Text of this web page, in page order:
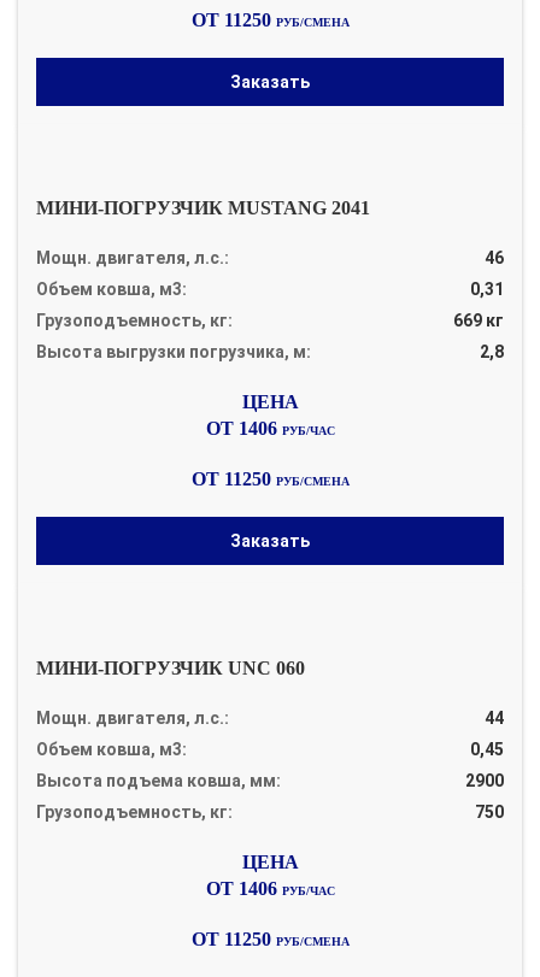
ОТ 11250 РУБ/СМЕНА
Заказать
МИНИ-ПОГРУЗЧИК MUSTANG 2041
Мощн. двигателя, л.с.:
46
Объем ковша, м3:
0,31
Грузоподъемность, кг:
669 кг
Высота выгрузки погрузчика, м:
2,8
ОТ 1406 РУБ/ЧАС
ОТ 11250 РУБ/СМЕНА
Заказать
МИНИ-ПОГРУЗЧИК UNC 060
Мощн. двигателя, л.с.:
44
Объем ковша, м3:
0,45
Высота подъема ковша, мм:
2900
Грузоподъемность, кг:
750
ОТ 1406 РУБ/ЧАС
ОТ 11250 РУБ/СМЕНА